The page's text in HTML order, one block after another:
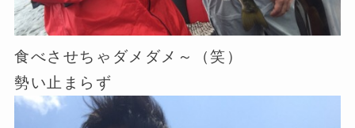
食べさせちゃダメダメ～（笑）
勢い止まらず